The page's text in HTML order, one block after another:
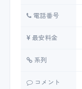
電話番号
最安料金
系列
コメント